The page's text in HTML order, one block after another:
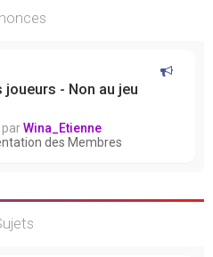
- Non au jeu
parWina_Etienne
des Membres